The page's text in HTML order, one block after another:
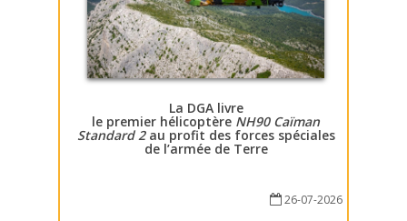
La DGA livre
le premier hélicoptère NH90 Caïman
Standard 2au profit des forces spéciales
de l’armée de Terre
26-07-2026